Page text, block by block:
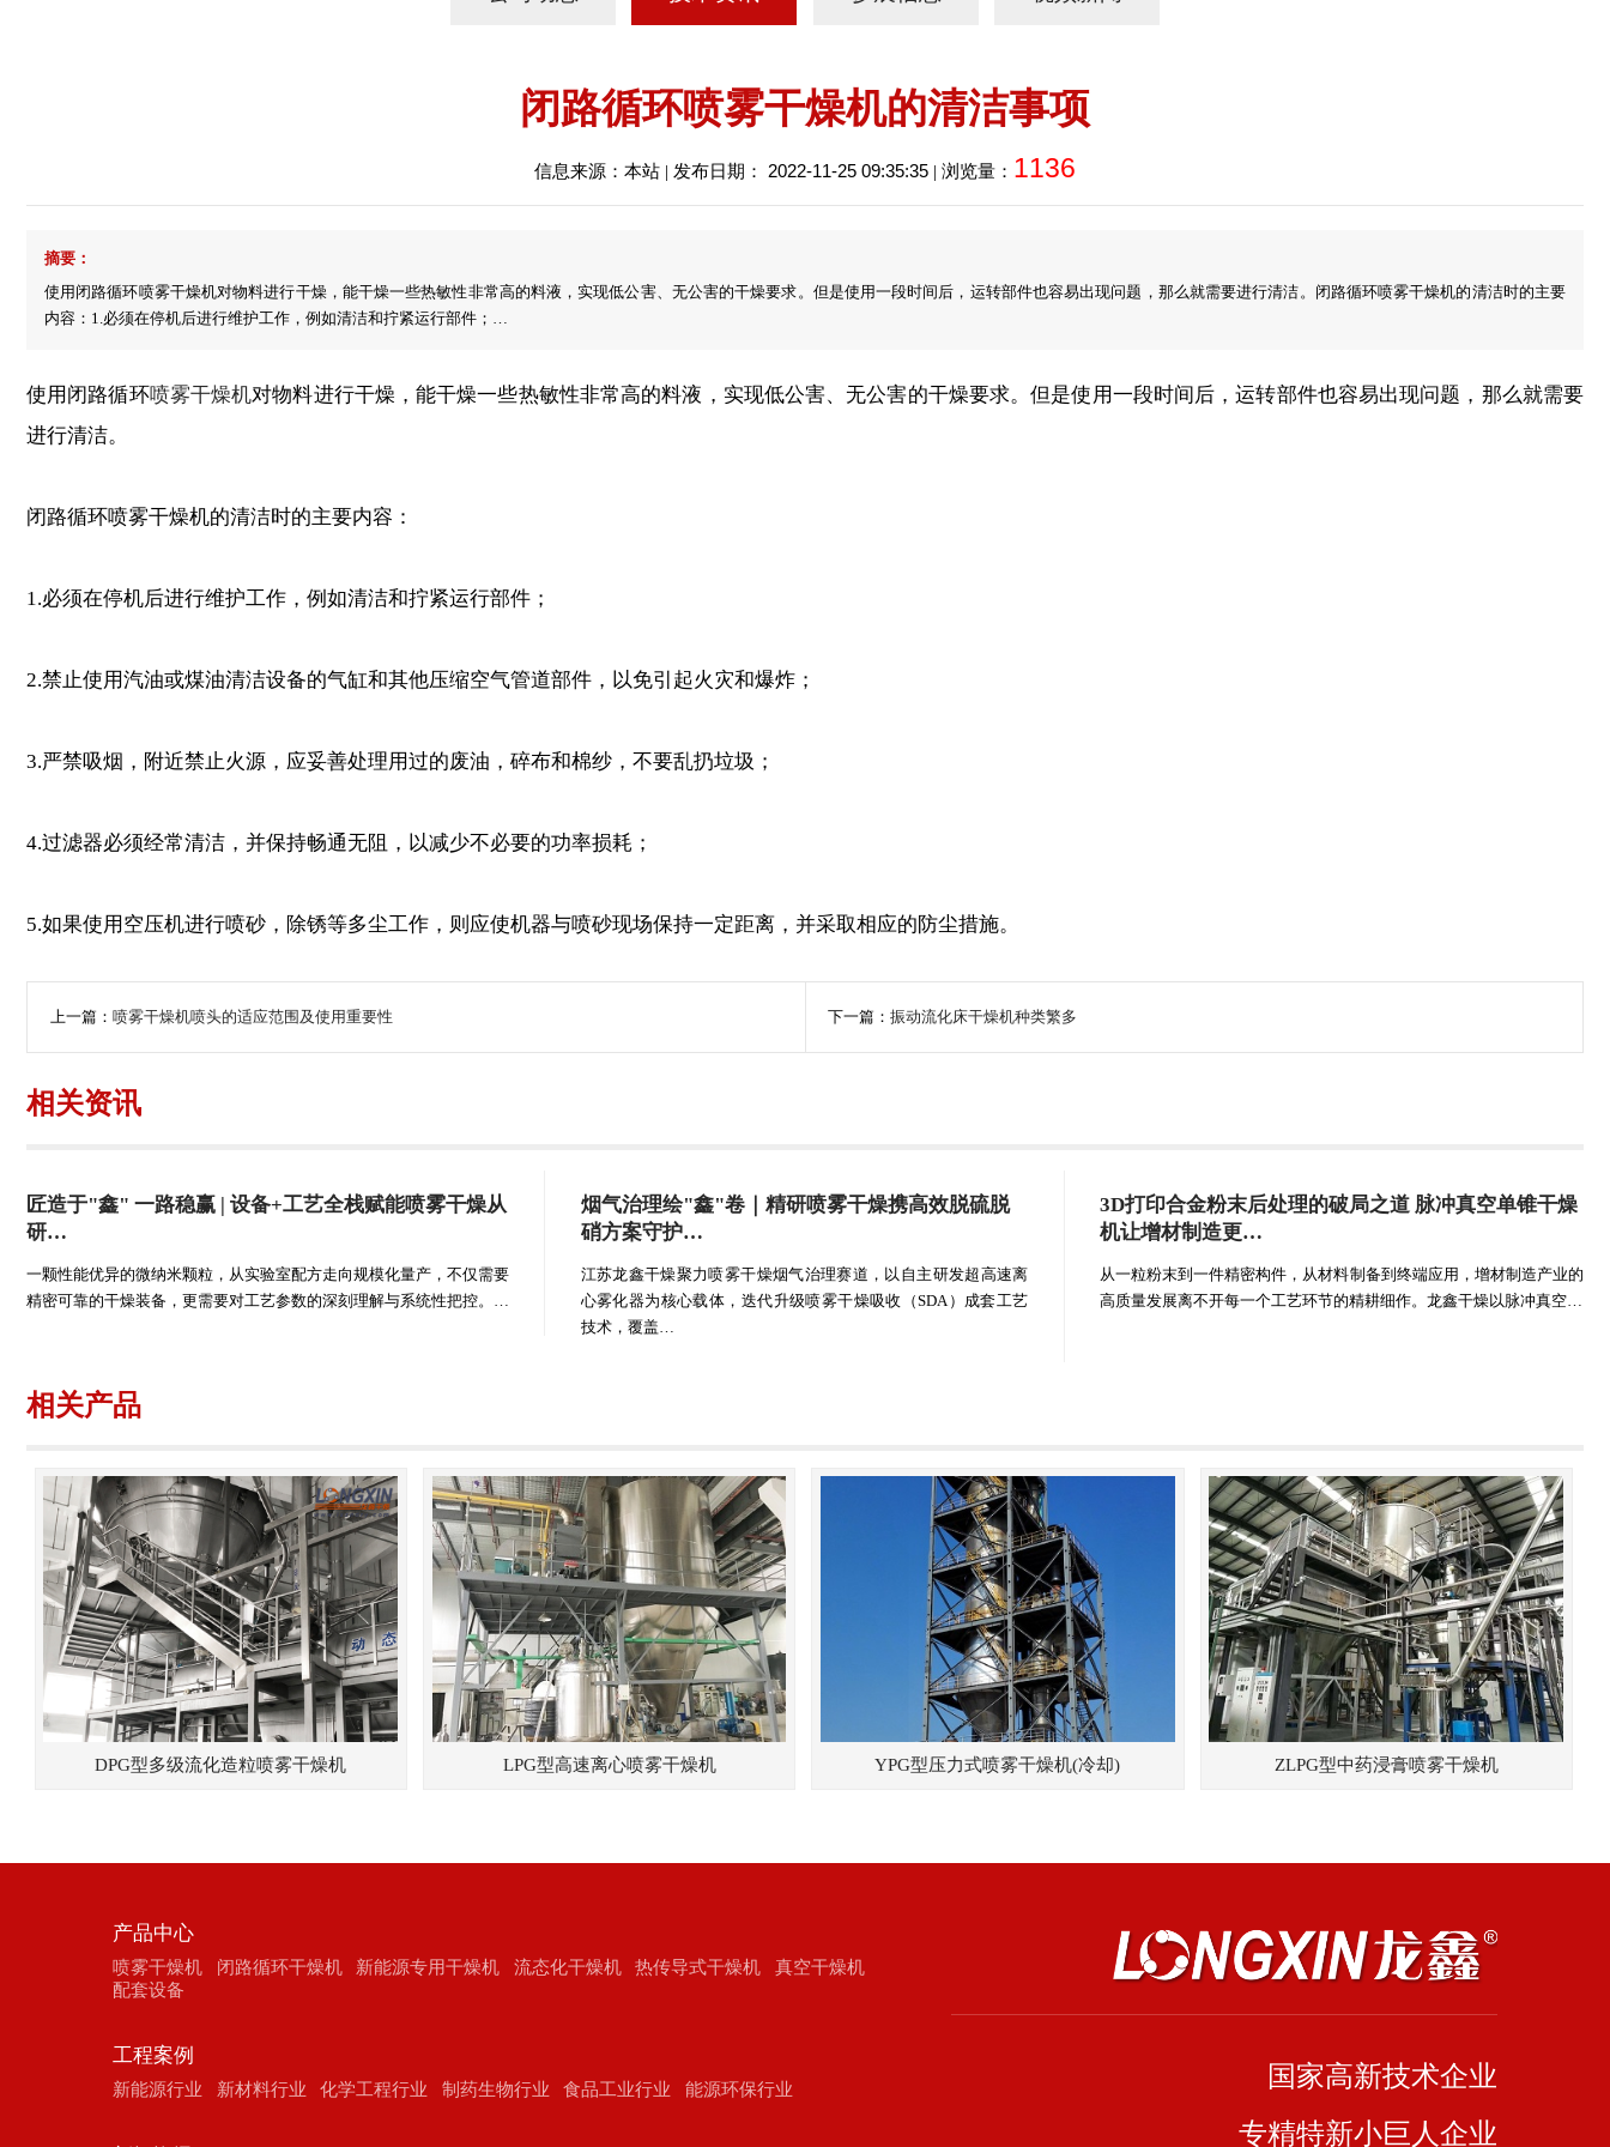
闭路循环喷雾干燥机的清洁事项
信息来源：本站 | 发布日期： 2022-11-25 09:35:35 | 浏览量： 1136
摘要：
使用闭路循环喷雾干燥机对物料进行干燥，能干燥一些热敏性非常高的料液，实现低公害、无公害的干燥要求。但是使用一段时间后，运转部件也容易出现问题，那么就需要进行清洁。闭路循环喷雾干燥机的清洁时的主要
内容：1.必须在停机后进行维护工作，例如清洁和拧紧运行部件；…
使用闭路循环喷雾干燥机对物料进行干燥，能干燥一些热敏性非常高的料液，实现低公害、无公害的干燥要求。但是使用一段时间后，运转部件也容易出现问题，那么就需要
进行清洁。
闭路循环喷雾干燥机的清洁时的主要内容：
1.必须在停机后进行维护工作，例如清洁和拧紧运行部件；
2.禁止使用汽油或煤油清洁设备的气缸和其他压缩空气管道部件，以免引起火灾和爆炸；
3.严禁吸烟，附近禁止火源，应妥善处理用过的废油，碎布和棉纱，不要乱扔垃圾；
4.过滤器必须经常清洁，并保持畅通无阻，以减少不必要的功率损耗；
5.如果使用空压机进行喷砂，除锈等多尘工作，则应使机器与喷砂现场保持一定距离，并采取相应的防尘措施。
上一篇：喷雾干燥机喷头的适应范围及使用重要性 下一篇：振动流化床干燥机种类繁多
相关资讯
匠造于"鑫" 一路稳赢 | 设备+工艺全栈赋能喷雾干燥从
研…
一颗性能优异的微纳米颗粒，从实验室配方走向规模化量产，不仅需要
精密可靠的干燥装备，更需要对工艺参数的深刻理解与系统性把控。…
烟气治理绘"鑫"卷｜精研喷雾干燥携高效脱硫脱
硝方案守护…
江苏龙鑫干燥聚力喷雾干燥烟气治理赛道，以自主研发超高速离
心雾化器为核心载体，迭代升级喷雾干燥吸收（SDA）成套工艺
技术，覆盖…
3D打印合金粉末后处理的破局之道 脉冲真空单锥干燥
机让增材制造更…
从一粒粉末到一件精密构件，从材料制备到终端应用，增材制造产业的
高质量发展离不开每一个工艺环节的精耕细作。龙鑫干燥以脉冲真空…
相关产品
DPG型多级流化造粒喷雾干燥机 LPG型高速离心喷雾干燥机 YPG型压力式喷雾干燥机(冷却) ZLPG型中药浸膏喷雾干燥机
国家高新技术企业
专精特新小巨人企业
产品中心
喷雾干燥机 闭路循环干燥机 新能源专用干燥机 流态化干燥机 热传导式干燥机
真空干燥机
配套设备
工程案例
新能源行业 新材料行业 化学工程行业 制药生物行业 食品工业行业 能源环保行业